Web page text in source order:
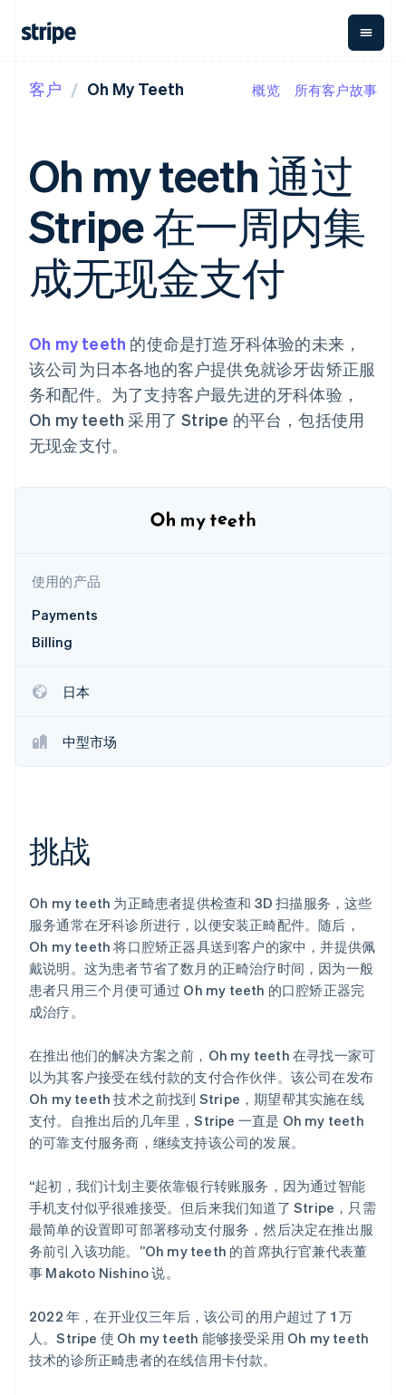
支付
在线支付
Payment links
Checkout
预构建支付界
面
Elements
灵活的 UI 组件
接入 125+ 种支
付方式
Terminal
线下支付
Authorization
Boost
支付成功率优
化
加速结账
营收
Metronome
按用量计费
Subscriptions
订阅管理
Invoicing
一次性或定期
账单
税自动化
Revenue
Recognition
会计自动化
Stripe Sigma
自定义报告
资金管
Global
Payouts
向第三
方打款
Crypto
平台
Product roadmap
欺诈防范
初创企业注册
碳移除
按企业阶段
按应用场景
智能体商务
加密货币
电子商务
嵌入式金融
全球化企业
应用内支付
交易市场
资金管理
平台
SaaS
AI 企业
文档
库与 SDK
Stripe Apps
接受线上付款
实施预置结账流程
管理订阅
提供按用量计费
发行稳定币支持的支付卡
通过智能体配置和管理服
务
应用集成
代码示例
学习
指南
支持
获取支持
托管支持方案
专业服务
公司
产品路线图
Sessions 年度大会
客户 Oh My Teeth 概览 所有客户故事
Oh my teeth 通过
Stripe 在一周内集
成无现金支付
Oh my teeth 的使命是打造牙科体验的未来，
该公司为日本各地的客户提供免就诊牙齿矫正服
务和配件。为了支持客户最先进的牙科体验，
Oh my teeth 采用了 Stripe 的平台，包括使用
无现金支付。
使用的产品
Payments
Billing
日本
中型市场
挑战
Oh my teeth 为正畸患者提供检查和 3D 扫描服务，这些
服务通常在牙科诊所进行，以便安装正畸配件。随后，
Oh my teeth 将口腔矫正器具送到客户的家中，并提供佩
戴说明。这为患者节省了数月的正畸治疗时间，因为一般
患者只用三个月便可通过 Oh my teeth 的口腔矫正器完
成治疗。
在推出他们的解决方案之前，Oh my teeth 在寻找一家可
以为其客户接受在线付款的支付合作伙伴。该公司在发布
Oh my teeth 技术之前找到 Stripe，期望帮其实施在线
支付。自推出后的几年里，Stripe 一直是 Oh my teeth
的可靠支付服务商，继续支持该公司的发展。
“起初，我们计划主要依靠银行转账服务，因为通过智能
手机支付似乎很难接受。但后来我们知道了 Stripe，只需
最简单的设置即可部署移动支付服务，然后决定在推出服
务前引入该功能。”Oh my teeth 的首席执行官兼代表董
事 Makoto Nishino 说。
2022 年，在开业仅三年后，该公司的用户超过了 1 万
人。Stripe 使 Oh my teeth 能够接受采用 Oh my teeth
技术的诊所正畸患者的在线信用卡付款。